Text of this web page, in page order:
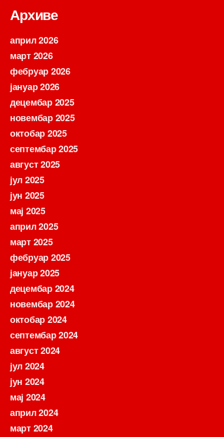
Архиве
април 2026
март 2026
фебруар 2026
јануар 2026
децембар 2025
новембар 2025
октобар 2025
септембар 2025
август 2025
јул 2025
јун 2025
мај 2025
април 2025
март 2025
фебруар 2025
јануар 2025
децембар 2024
новембар 2024
октобар 2024
септембар 2024
август 2024
јул 2024
јун 2024
мај 2024
април 2024
март 2024